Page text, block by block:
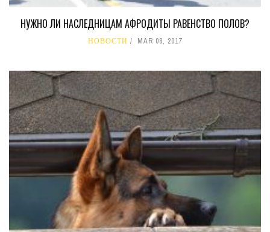
НУЖНО ЛИ НАСЛЕДНИЦАМ АФРОДИТЫ РАВЕНСТВО ПОЛОВ?
НОВОСТИ MAR 08, 2017